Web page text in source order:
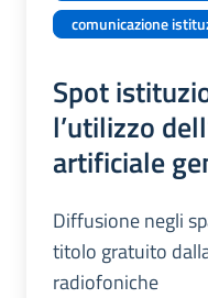
comunicazione
Spot
l’utilizzo
artificiale
Diffusione negli
titolo gratuito
radiofoniche